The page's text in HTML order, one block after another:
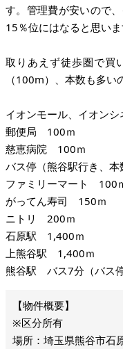
す。管理費が安いので
15％位にはなると思いま
取りあえず徒歩圏で買
（100m）、本数も多い
イオンモール、イオン
郵便局 100ｍ
慈恵病院 100ｍ
バス停（熊谷駅行き、
ファミリーマート 100
がってん寿司 150ｍ
ニトリ 200ｍ
石原駅 1,400ｍ
上熊谷駅 1,400ｍ
熊谷駅 バス7分（バス
※区分所有
場所：埼玉県熊谷市石